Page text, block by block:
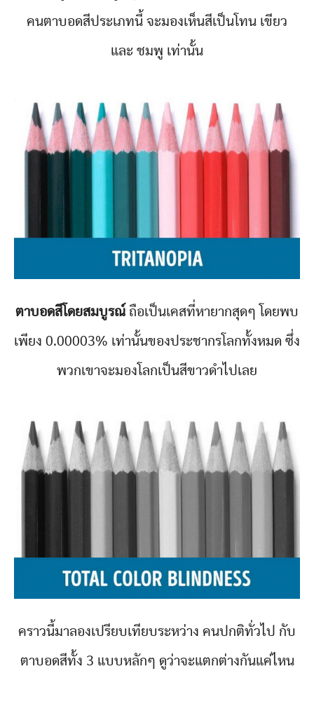
คนตาบอดสีประเภทนี้ จะมองเห็นสีเป็นโทน เขียว
และ ชมพู เท่านั้น
ตาบอดสีโดยสมบูรณ์ ถือเป็นเคสที่หายากสุดๆ โดยพบ
เพียง 0.00003% เท่านั้นของประชากรโลกทั้งหมด ซึ่ง
พวกเขาจะมองโลกเป็นสีขาวดำไปเลย
คราวนี้มาลองเปรียบเทียบระหว่าง คนปกติทั่วไป กับ
ตาบอดสีทั้ง 3 แบบหลักๆ ดูว่าจะแตกต่างกันแค่ไหน